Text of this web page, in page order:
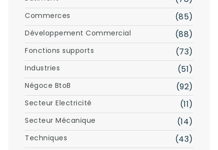
Commerces (85)
Développement Commercial (88)
Fonctions supports (73)
Industries (51)
Négoce BtoB (92)
Secteur Electricité (11)
Secteur Mécanique (14)
Techniques (43)